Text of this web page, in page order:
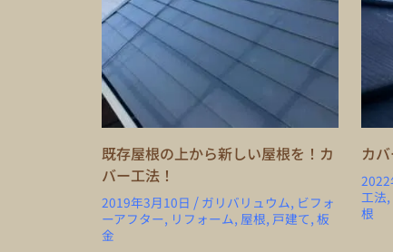
既存屋根の上から新しい屋根を！カ
バー工法！
2019年3月10日 / ガリバリュウム, ビフォ
ーアフター, リフォーム, 屋根, 戸建て, 板
金
カ
工法,
根